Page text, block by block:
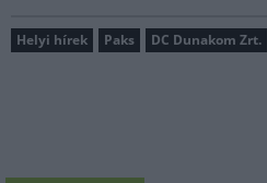
Helyi hírek Paks DC Dunakom Zrt.